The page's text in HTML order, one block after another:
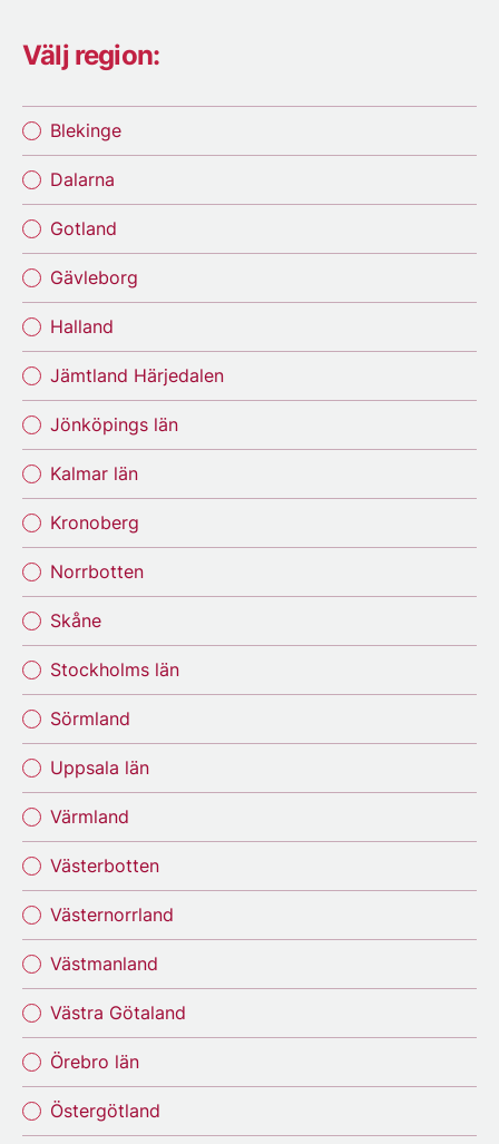
Välj region:
Blekinge
Dalarna
Gotland
Gävleborg
Halland
Jämtland Härjedalen
Jönköpings län
Kalmar län
Kronoberg
Norrbotten
Skåne
Stockholms län
Sörmland
Uppsala län
Värmland
Västerbotten
Västernorrland
Västmanland
Västra Götaland
Örebro län
Östergötland